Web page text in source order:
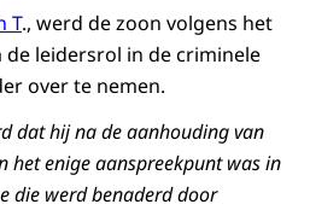
T., werd de zoon volgens het
leidersrol in de criminele
over te nemen.
dat hij na de aanhouding van
het enige aanspreekpunt was in
die werd benaderd door